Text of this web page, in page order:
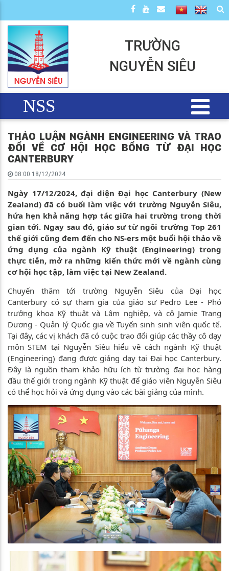
TRƯỜNG
NGUYỄN SIÊU
NSS
THẢO LUẬN NGÀNH ENGINEERING VÀ TRAO
ĐỔI VỀ CƠ HỘI HỌC BỔNG TỪ ĐẠI HỌC
CANTERBURY
08:00 18/12/2024
Ngày 17/12/2024, đại diện Đại học Canterbury (New
Zealand) đã có buổi làm việc với trường Nguyễn Siêu,
hứa hẹn khả năng hợp tác giữa hai trường trong thời
gian tới. Ngay sau đó, giáo sư từ ngôi trường Top 261
thế giới cũng đem đến cho NS-ers một buổi hội thảo về
ứng dụng của ngành Kỹ thuật (Engineering) trong
thực tiễn, mở ra những kiến thức mới về ngành cùng
cơ hội học tập, làm việc tại New Zealand.
Chuyến thăm tới trường Nguyễn Siêu của Đại học
Canterbury có sự tham gia của giáo sư Pedro Lee - Phó
trưởng khoa Kỹ thuật và Lâm nghiệp, và cô Jamie Trang
Dương - Quản lý Quốc gia về Tuyển sinh sinh viên quốc tế.
Tại đây, các vị khách đã có cuộc trao đổi giúp các thầy cô dạy
môn STEM tại Nguyễn Siêu hiểu về cách ngành Kỹ thuật
(Engineering) đang được giảng dạy tại Đại học Canterbury.
Đây là nguồn tham khảo hữu ích từ trường đại học hàng
đầu thế giới trong ngành Kỹ thuật để giáo viên Nguyễn Siêu
có thể học hỏi và ứng dụng vào các bài giảng của mình.